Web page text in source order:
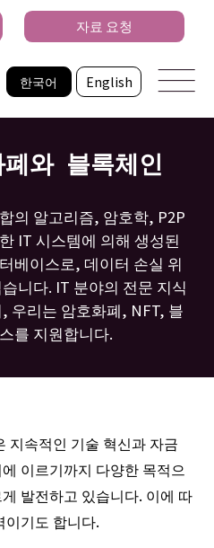
한국어 English
자료 요청
폐와 블록체인
의 알고리즘, 암호학, P2P
IT 시스템에 의해 생성된
베이스로, 데이터 손실 위
니다. IT 분야의 전문 지식
우리는 암호화폐, NFT, 블
를 지원합니다.
지속적인 기술 혁신과 자금
이르기까지 다양한 목적으
발전하고 있습니다. 이에 따
이기도 합니다.